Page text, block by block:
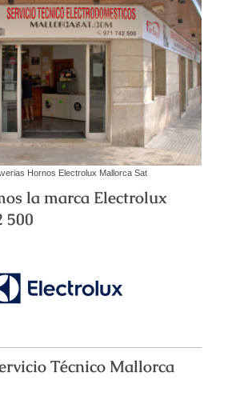
Hornos Electrolux Mallorca Sat
la marca Electrolux
500
Técnico Mallorca